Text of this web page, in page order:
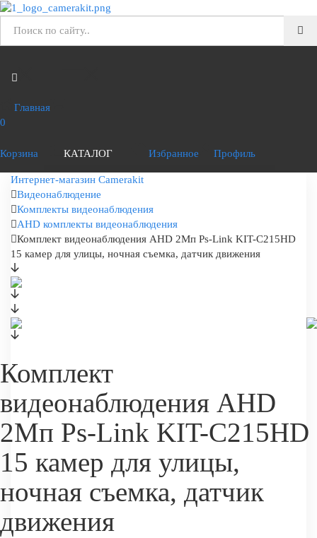
Главная
0
Корзина КАТАЛОГ Избранное Профиль
Интернет-магазин Camerakit
Видеонаблюдение
Комплекты видеонаблюдения
AHD комплекты видеонаблюдения
Комплект видеонаблюдения AHD 2Мп Ps-Link KIT-C215HD
15 камер для улицы, ночная съемка, датчик движения
Комплект
видеонаблюдения AHD
2Мп Ps-Link KIT-C215HD
15 камер для улицы,
ночная съемка, датчик
движения